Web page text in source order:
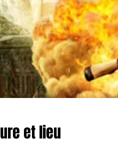
et lieu